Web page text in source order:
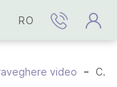
RO
video Camere IP